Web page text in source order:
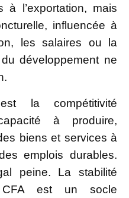
l’exportation, mais
influencée à
les salaires ou la
développement ne
la compétitivité
à produire,
biens et services à
emplois durables.
peine. La stabilité
est un socle